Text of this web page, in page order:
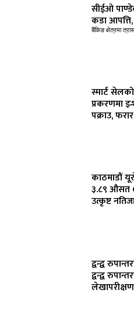
सीईओ
कडा
बैंकिङ क्षेत्रमा
स्मार्ट
प्रकरणमा
पक्राउ,
काठमाडौं
३.८९ औसत
उत्कृष्ट
द्वन्द्व
द्वन्द्व